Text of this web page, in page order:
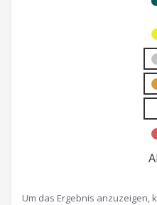
Um das Ergebnis anzuzeigen,